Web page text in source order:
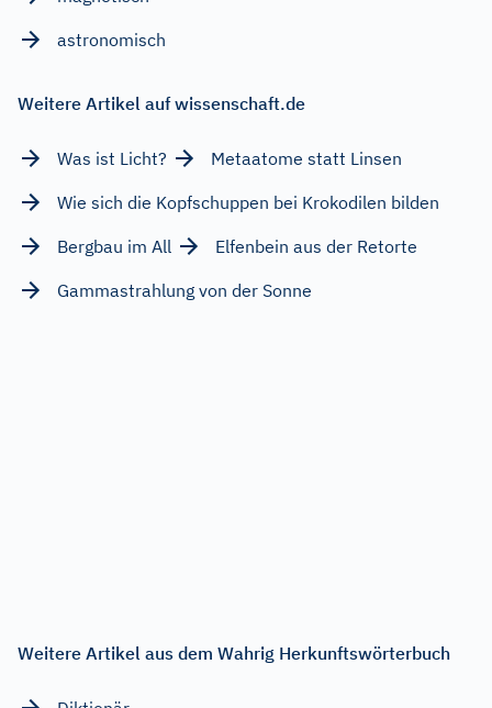
astronomisch
Weitere Artikel auf wissenschaft.de
Was ist Licht?
Metaatome statt Linsen
Wie sich die Kopfschuppen bei Krokodilen bilden
Bergbau im All
Elfenbein aus der Retorte
Gammastrahlung von der Sonne
Weitere Artikel aus dem Wahrig Herkunftswörterbuch